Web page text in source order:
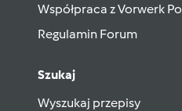
Współpraca z Vorwerk
Regulamin Forum
Szukaj
Wyszukaj przepisy